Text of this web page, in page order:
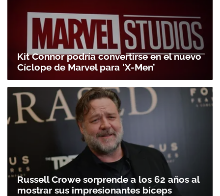
Kit Connor podría convertirse en el nuevo
Cíclope de Marvel para ‘X-Men’
Russell Crowe sorprende a los 62 años al
mostrar sus impresionantes bíceps